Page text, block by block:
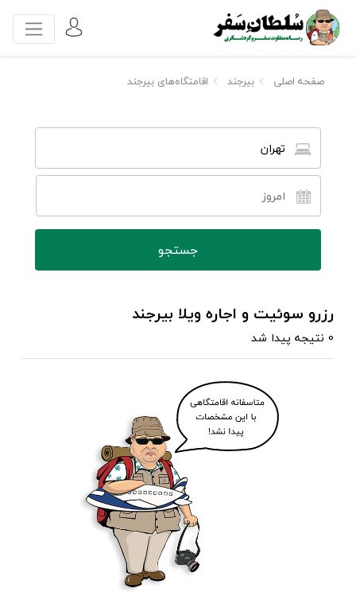
صفحه اصلی بیرجند اقامتگاه‌های بیرجند
تهران
رزرو سوئیت و اجاره ویلا بیرجند
0 نتیجه پیدا شد